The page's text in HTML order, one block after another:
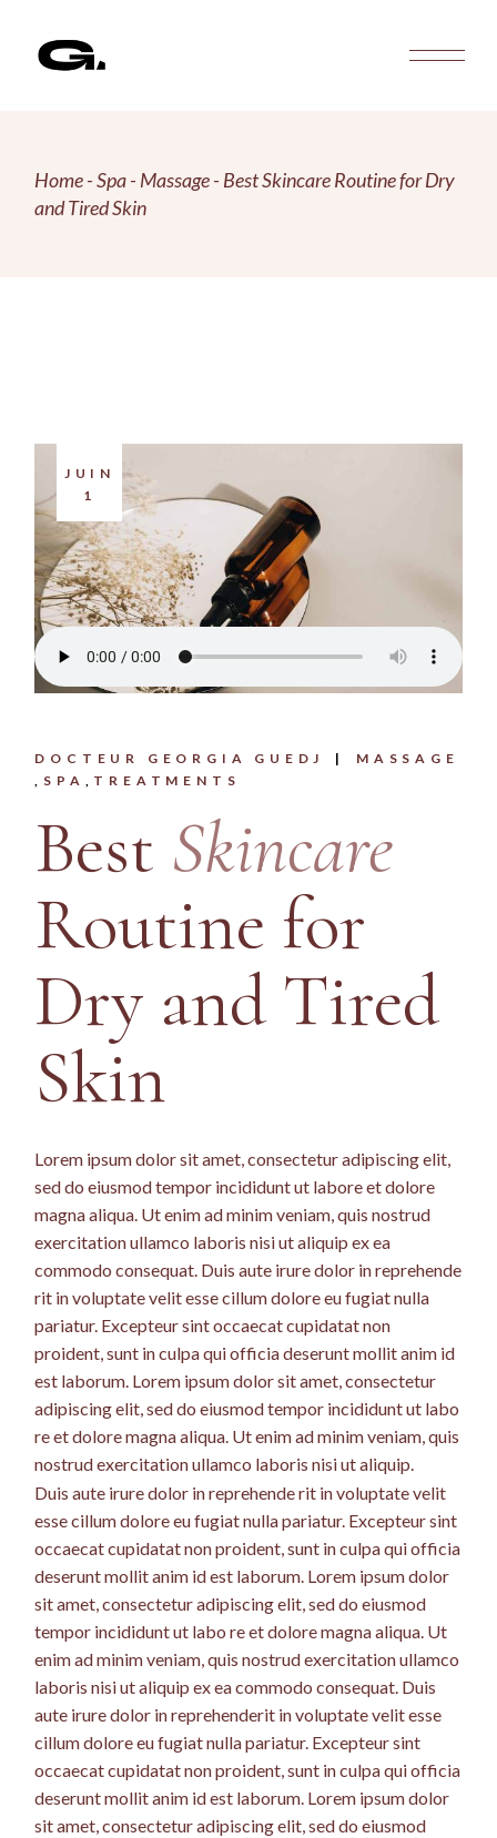
Home Spa Massage Best Skincare Routine for Dry
and Tired Skin
JUIN
1
DOCTEUR GEORGIA GUEDJ
MASSAGE
SPA
TREATMENTS
Best Skincare
Routine for
Dry and Tired
Skin
Lorem ipsum dolor sit amet, consectetur adipiscing elit,
sed do eiusmod tempor incididunt ut labore et dolore
magna aliqua. Ut enim ad minim veniam, quis nostrud
exercitation ullamco laboris nisi ut aliquip ex ea
commodo consequat. Duis aute irure dolor in reprehende
rit in voluptate velit esse cillum dolore eu fugiat nulla
pariatur. Excepteur sint occaecat cupidatat non
proident, sunt in culpa qui officia deserunt mollit anim id
est laborum. Lorem ipsum dolor sit amet, consectetur
adipiscing elit, sed do eiusmod tempor incididunt ut labo
re et dolore magna aliqua. Ut enim ad minim veniam, quis
nostrud exercitation ullamco laboris nisi ut aliquip.
Duis aute irure dolor in reprehende rit in voluptate velit
esse cillum dolore eu fugiat nulla pariatur. Excepteur sint
occaecat cupidatat non proident, sunt in culpa qui officia
deserunt mollit anim id est laborum. Lorem ipsum dolor
sit amet, consectetur adipiscing elit, sed do eiusmod
tempor incididunt ut labo re et dolore magna aliqua. Ut
enim ad minim veniam, quis nostrud exercitation ullamco
laboris nisi ut aliquip ex ea commodo consequat. Duis
aute irure dolor in reprehenderit in voluptate velit esse
cillum dolore eu fugiat nulla pariatur. Excepteur sint
occaecat cupidatat non proident, sunt in culpa qui officia
deserunt mollit anim id est laborum. Lorem ipsum dolor
sit amet, consectetur adipiscing elit, sed do eiusmod